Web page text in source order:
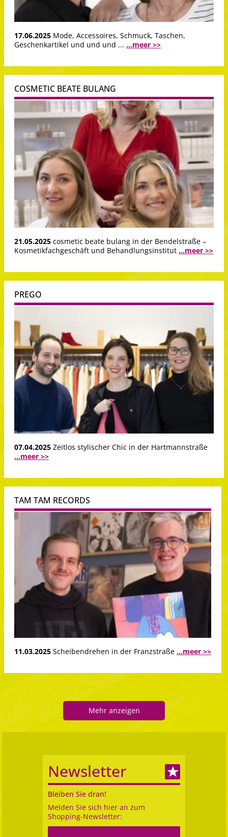
17.06.2025 Mode, Accessoires, Schmuck, Taschen,
Geschenkartikel und und und ... ...meer >>
COSMETIC BEATE BULANG
21.05.2025 cosmetic beate bulang in der Bendelstraße –
Kosmetikfachgeschäft und Behandlungsinstitut ...meer >>
PREGO
07.04.2025 Zeitlos stylischer Chic in der Hartmannstraße
...meer >>
TAM TAM RECORDS
11.03.2025 Scheibendrehen in der Franzstraße ...meer >>
Mehr anzeigen
Newsletter
Bleiben Sie dran!
Melden Sie sich hier an zum
Shopping-Newsletter: